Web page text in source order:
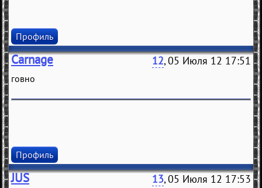
Профиль
Carnage 12, 05 Июля 12 17:51
говно
Профиль
JUS 13, 05 Июля 12 17:53